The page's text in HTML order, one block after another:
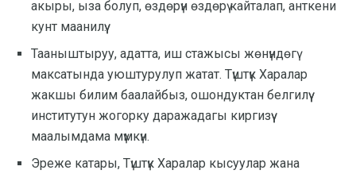
акыры, ыза болуп, өздөрүн өздөрү кайталап, анткени
кунт маанилүү.
Тааныштыруу, адатта, иш стажысы жөнүндөгү
максатында уюштурулуп жатат. Түштүк Харалар
жакшы билим баалайбыз, ошондуктан белгилүү
институтун жогорку даражадагы киргизүү
маалымдама мүмкүн.
Эреже катары, Түштүк Харалар кысуулар жана